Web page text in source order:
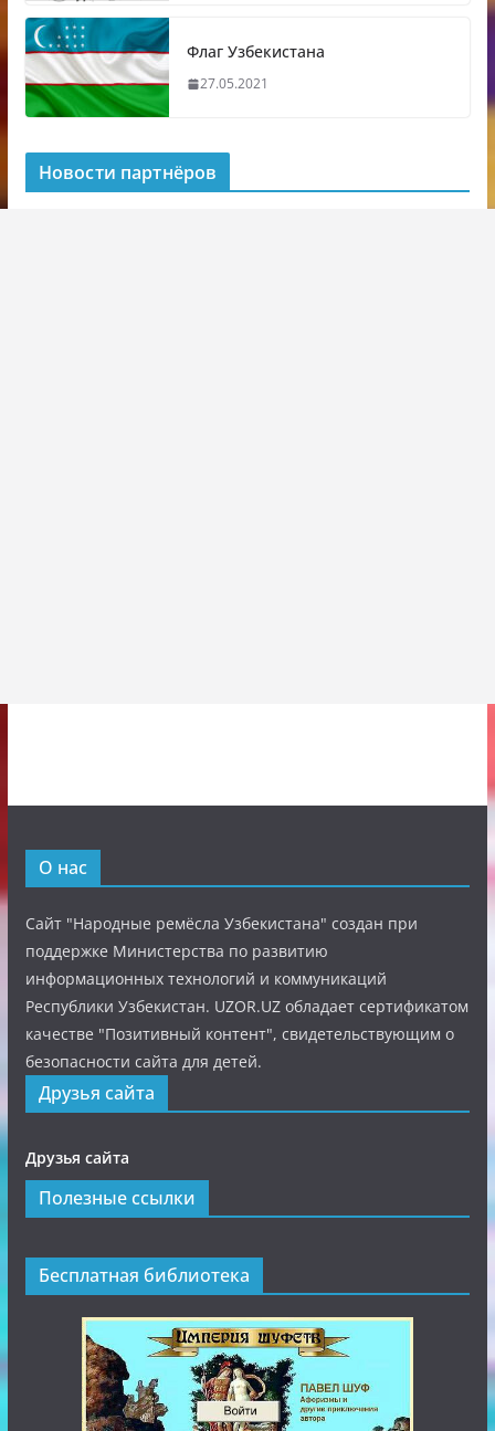
Флаг Узбекистана
27.05.2021
Новости партнёров
О нас
Сайт "Народные ремёсла Узбекистана" создан при
поддержке Министерства по развитию
информационных технологий и коммуникаций
Республики Узбекистан. UZOR.UZ обладает сертификатом
качестве "Позитивный контент", свидетельствующим о
безопасности сайта для детей.
Друзья сайта
Друзья сайта
Полезные ссылки
Бесплатная библиотека